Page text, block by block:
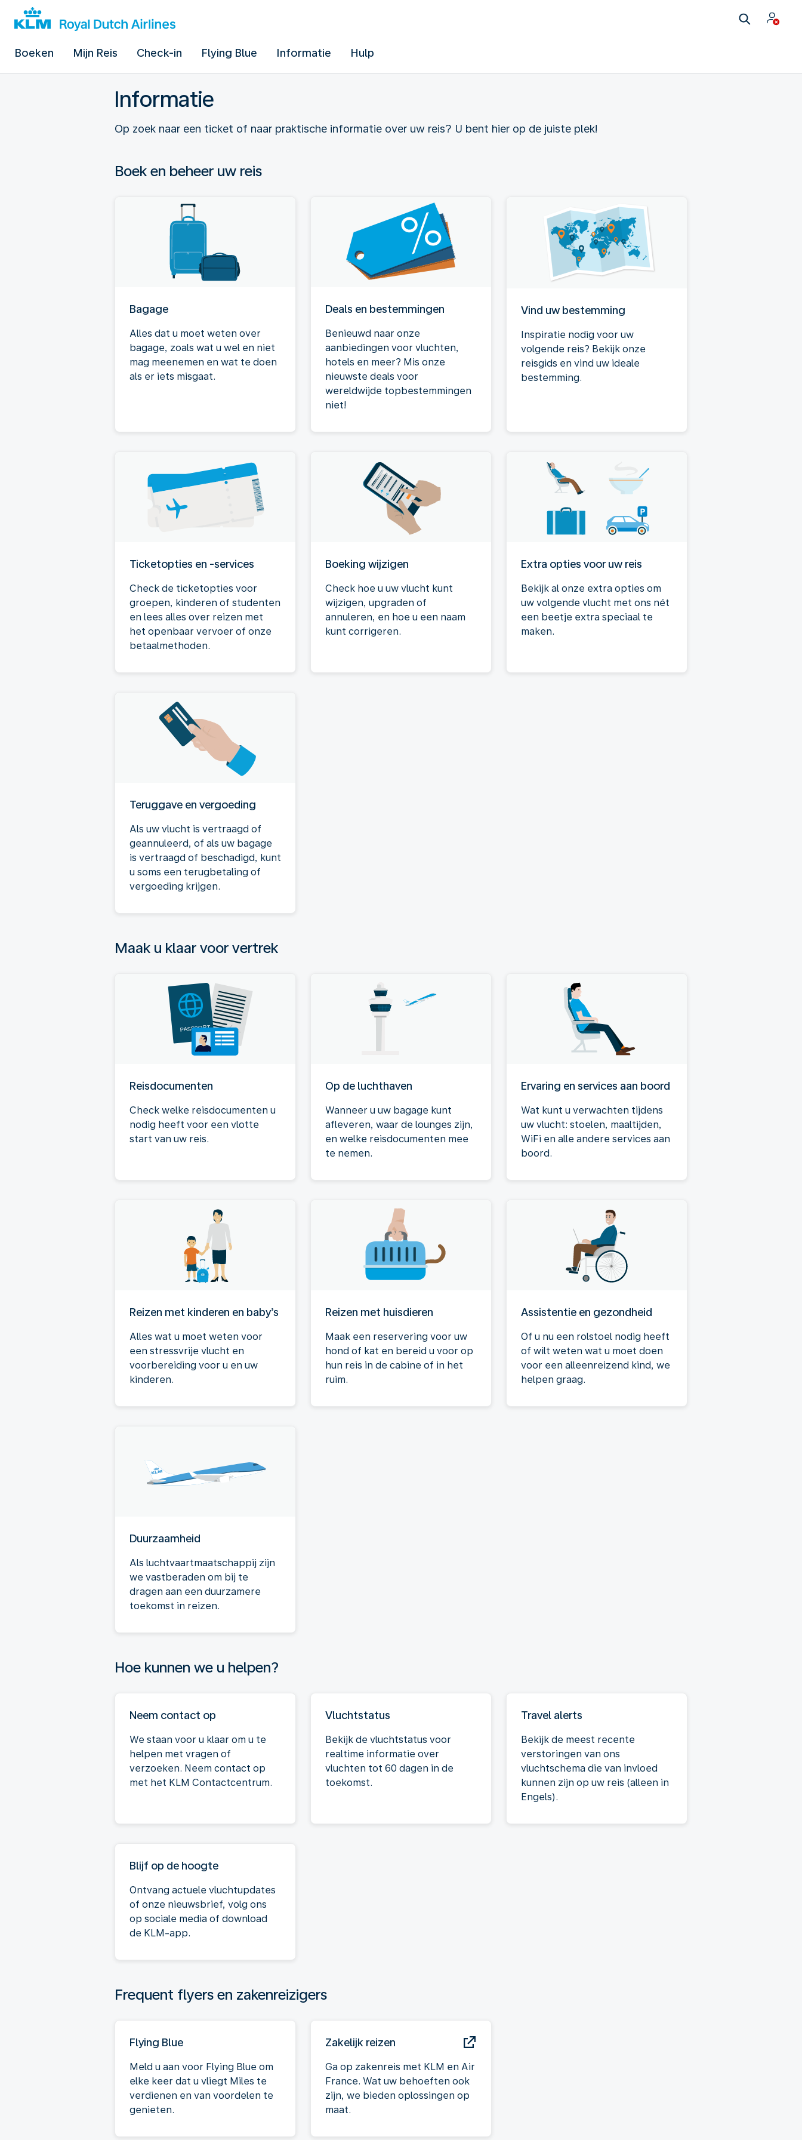
Boeken Mijn Reis Check-in Flying Blue Informatie Hulp
Informatie
Op zoek naar een ticket of naar praktische informatie over uw reis? U bent hier op de juiste plek!
Boek en beheer uw reis
Bagage
Alles dat u moet weten over
bagage, zoals wat u wel en niet
mag meenemen en wat te doen
als er iets misgaat.
Deals en bestemmingen
Benieuwd naar onze
aanbiedingen voor vluchten,
hotels en meer? Mis onze
nieuwste deals voor
wereldwijde topbestemmingen
niet!
Vind uw bestemming
Inspiratie nodig voor uw
volgende reis? Bekijk onze
reisgids en vind uw ideale
bestemming.
Ticketopties en -services
Check de ticketopties voor
groepen, kinderen of studenten
en lees alles over reizen met
het openbaar vervoer of onze
betaalmethoden.
Boeking wijzigen
Check hoe u uw vlucht kunt
wijzigen, upgraden of
annuleren, en hoe u een naam
kunt corrigeren.
Extra opties voor uw reis
Bekijk al onze extra opties om
uw volgende vlucht met ons nét
een beetje extra speciaal te
maken.
Teruggave en vergoeding
Als uw vlucht is vertraagd of
geannuleerd, of als uw bagage
is vertraagd of beschadigd, kunt
u soms een terugbetaling of
vergoeding krijgen.
Maak u klaar voor vertrek
Reisdocumenten
Check welke reisdocumenten u
nodig heeft voor een vlotte
start van uw reis.
Op de luchthaven
Wanneer u uw bagage kunt
afleveren, waar de lounges zijn,
en welke reisdocumenten mee
te nemen.
Ervaring en services aan boord
Wat kunt u verwachten tijdens
uw vlucht: stoelen, maaltijden,
WiFi en alle andere services aan
boord.
Reizen met kinderen en baby’s
Alles wat u moet weten voor
een stressvrije vlucht en
voorbereiding voor u en uw
kinderen.
Reizen met huisdieren
Maak een reservering voor uw
hond of kat en bereid u voor op
hun reis in de cabine of in het
ruim.
Assistentie en gezondheid
Of u nu een rolstoel nodig heeft
of wilt weten wat u moet doen
voor een alleenreizend kind, we
helpen graag.
Duurzaamheid
Als luchtvaartmaatschappij zijn
we vastberaden om bij te
dragen aan een duurzamere
toekomst in reizen.
Hoe kunnen we u helpen?
Neem contact op
We staan voor u klaar om u te
helpen met vragen of
verzoeken. Neem contact op
met het KLM Contactcentrum.
Vluchtstatus
Bekijk de vluchtstatus voor
realtime informatie over
vluchten tot 60 dagen in de
toekomst.
Travel alerts
Bekijk de meest recente
verstoringen van ons
vluchtschema die van invloed
kunnen zijn op uw reis (alleen in
Engels).
Blijf op de hoogte
Ontvang actuele vluchtupdates
of onze nieuwsbrief, volg ons
op sociale media of download
de KLM-app.
Frequent flyers en zakenreizigers
Flying Blue
Meld u aan voor Flying Blue om
elke keer dat u vliegt Miles te
verdienen en van voordelen te
genieten.
Zakelijk reizen
Ga op zakenreis met KLM en Air
France. Wat uw behoeften ook
zijn, we bieden oplossingen op
maat.